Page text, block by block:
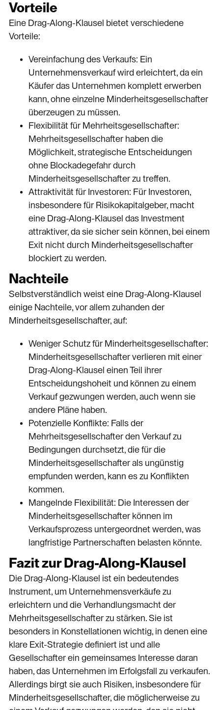
Vorteile
Eine Drag-Along-Klausel bietet verschiedene
Vorteile:
Vereinfachung des Verkaufs: Ein
Unternehmensverkauf wird erleichtert, da ein
Käufer das Unternehmen komplett erwerben
kann, ohne einzelne Minderheitsgesellschafter
überzeugen zu müssen.
Flexibilität für Mehrheitsgesellschafter:
Mehrheitsgesellschafter haben die
Möglichkeit, strategische Entscheidungen
ohne Blockadegefahr durch
Minderheitsgesellschafter zu treffen.
Attraktivität für Investoren: Für Investoren,
insbesondere für Risikokapitalgeber, macht
eine Drag-Along-Klausel das Investment
attraktiver, da sie sicher sein können, bei einem
Exit nicht durch Minderheitsgesellschafter
blockiert zu werden.
Nachteile
Selbstverständlich weist eine Drag-Along-Klausel
einige Nachteile, vor allem zuhanden der
Minderheitsgesellschafter, auf:
Weniger Schutz für Minderheitsgesellschafter:
Minderheitsgesellschafter verlieren mit einer
Drag-Along-Klausel einen Teil ihrer
Entscheidungshoheit und können zu einem
Verkauf gezwungen werden, auch wenn sie
andere Pläne haben.
Potenzielle Konflikte: Falls der
Mehrheitsgesellschafter den Verkauf zu
Bedingungen durchsetzt, die für die
Minderheitsgesellschafter als ungünstig
empfunden werden, kann es zu Konflikten
kommen.
Mangelnde Flexibilität: Die Interessen der
Minderheitsgesellschafter können im
Verkaufsprozess untergeordnet werden, was
langfristige Partnerschaften belasten könnte.
Fazit zur Drag-Along-Klausel
Die Drag-Along-Klausel ist ein bedeutendes
Instrument, um Unternehmensverkäufe zu
erleichtern und die Verhandlungsmacht der
Mehrheitsgesellschafter zu stärken. Sie ist
besonders in Konstellationen wichtig, in denen eine
klare Exit-Strategie definiert ist und alle
Gesellschafter ein gemeinsames Interesse daran
haben, das Unternehmen im Erfolgsfall zu verkaufen.
Allerdings birgt sie auch Risiken, insbesondere für
Minderheitsgesellschafter, die möglicherweise zu